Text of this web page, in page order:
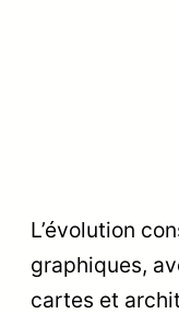
L’évolution
graphiques,
cartes et